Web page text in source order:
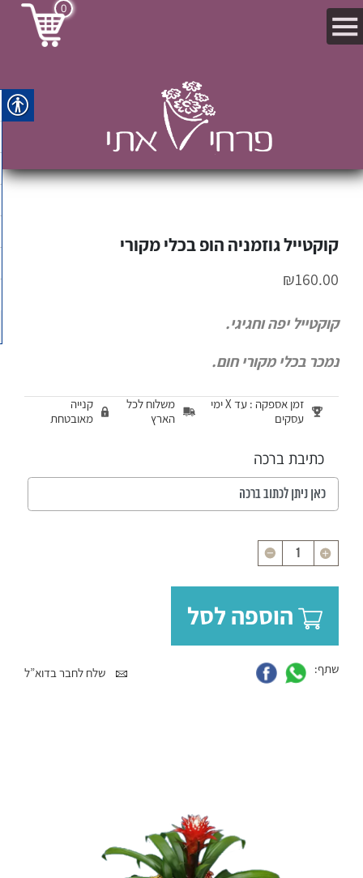
0
קוקטייל גוזמניה הופ בכלי מקורי
₪160.00
קוקטייל יפה וחגיגי.
נמכר בכלי מקורי חום.
זמן אספקה : עד X ימי
עסקים
משלוח לכל
הארץ
קנייה
מאובטחת
כתיבת ברכה
כמות
הוספה לסל
שתף: שלח לחבר בדוא”ל